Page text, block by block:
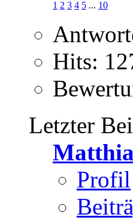
1 2 3 4 5 ... 10
Hits:
Letzter
Profil